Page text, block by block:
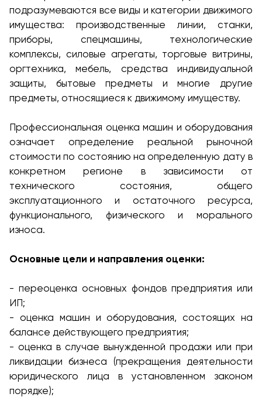
подразумеваются все виды и категории движимого
имущества: производственные линии, станки,
приборы, спецмашины, технологические
комплексы, силовые агрегаты, торговые витрины,
оргтехника, мебель, средства индивидуальной
защиты, бытовые предметы и многие другие
предметы, относящиеся к движимому имуществу.
Профессиональная оценка машин и оборудования
означает определение реальной рыночной
стоимости по состоянию на определенную дату в
конкретном регионе в зависимости от
технического состояния, общего
эксплуатационного и остаточного ресурса,
функционального, физического и морального
износа.
Основные цели и направления оценки:
- переоценка основных фондов предприятия или
ИП;
- оценка машин и оборудования, состоящих на
балансе действующего предприятия;
- оценка в случае вынужденной продажи или при
ликвидации бизнеса (прекращения деятельности
юридического лица в установленном законом
порядке);